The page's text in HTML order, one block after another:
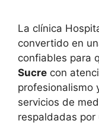
La clínica
convertido en
confiables para
Sucre con
profesionalismo
servicios de
respaldadas por